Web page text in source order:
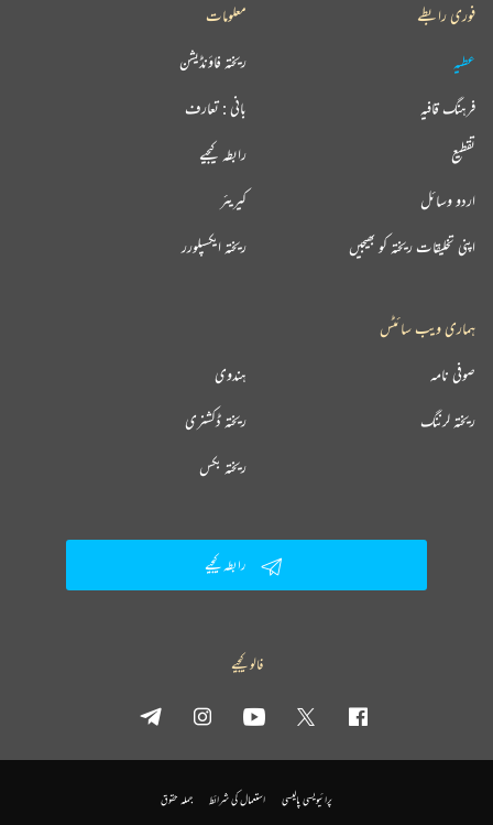
فوری رابطے
عطیہ
فرہنگ قافیہ
تقطیع
اردو وسائل
اپنی تخلیقات ریختہ کو بھیجیں
معلومات
ریختہ فاؤنڈیشن
بانی : تعارف
رابطہ کیجیے
کیریئر
ریختہ ایکسپلورر
ہماری ویب سائٹس
ہندوی صوفی نامہ
ریختہ ڈکشنری ریختہ لرننگ
ریختہ بکس
رابطہ کیجیے
فالو کیجیے
پرائیویسی پالیسی استعمال کی شرائط جملہ حقوق